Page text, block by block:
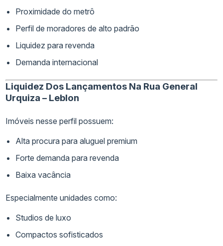
Proximidade do metrô
Perfil de moradores de alto padrão
Liquidez para revenda
Demanda internacional
Liquidez Dos Lançamentos Na Rua General
Urquiza – Leblon
Imóveis nesse perfil possuem:
Alta procura para aluguel premium
Forte demanda para revenda
Baixa vacância
Especialmente unidades como:
Studios de luxo
Compactos sofisticados